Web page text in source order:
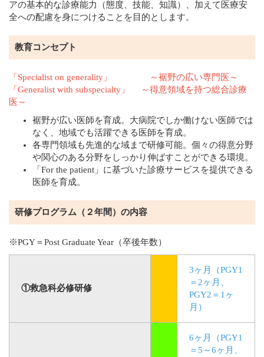
アの基本的な診療能力（態度、技能、知識）、加えて医療安
全への配慮を身につけることを目的とします。
教育コンセプト
「Specialist on generality」 ～裾野の広い専門医～
「Generalist with subspecialty」 ～得意領域を持つ総合診療
医～
裾野が広い医師を育成。大病院でしか働けない医師では
なく、地域でも活躍できる医師を育成。
各専門領域も先進的な域まで研修可能。個々の得意分野
や関心のある分野をしっかり伸ばすことができる環境。
「For the patient」に基づいた診療サービスを提供できる
医師を育成。
研修プログラム（２年間）の内容
※PGY＝Post Graduate Year（卒後年数）
①救急科必修研修
3ヶ月（PGY1
＝2ヶ月、
PGY2＝1ヶ
月）
6ヶ月（PGY1
＝5～6ヶ月、